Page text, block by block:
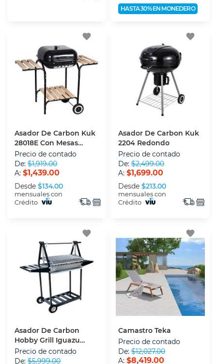
HASTA 30% EN MONEDERO
favorite
Asador De Carbon Kuk
28018E Con Mesas
Laterales
Precio de contado
De: $1,919.00
A: $1,439.00
Desde $134.00
mensuales con
Crédito
favorite
Asador De Carbon Kuk
2204 Redondo
Precio de contado
De: $2,499.00
A: $1,699.00
Desde $213.00
mensuales con
Crédito
favorite
Asador De Carbon
Hobby Grill Iguazu
Black Argentino
Precio de contado
De: $5,999.00
favorite
Camastro Teka
Precio de contado
De: $12,027.00
A: $8,419.00